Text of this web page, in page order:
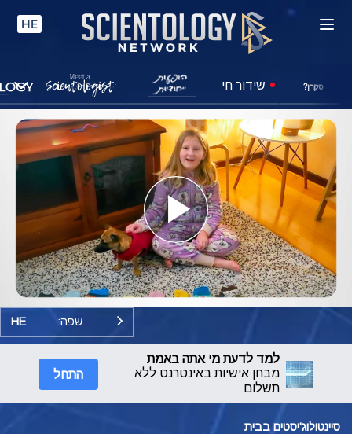
HE
סקרן? שידור חי
Play
Video
שפה: HE
למד לדעת מי אתה באמת
מבחן אישיות באינטרנט ללא
תשלום
התחל
סיינטולוג'יסטים בבית